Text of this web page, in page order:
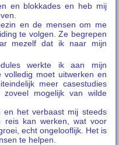
en blokkades en heb mij
en de mensen om me
te volgen. Ze begrepen
mezelf dat ik naar mijn
werkte ik aan mijn
volledig moet uitwerken en
meer casestudies
mogelijk van wilde
het verbaast mij steeds
reis kan werken, wat voor
echt ongelooflijk. Het is
te helpen.